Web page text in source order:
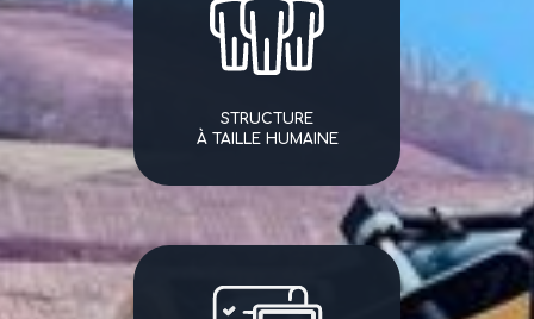
STRUCTURE
À TAILLE HUMAINE